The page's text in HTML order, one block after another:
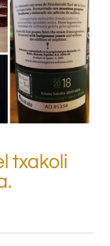
txakoli